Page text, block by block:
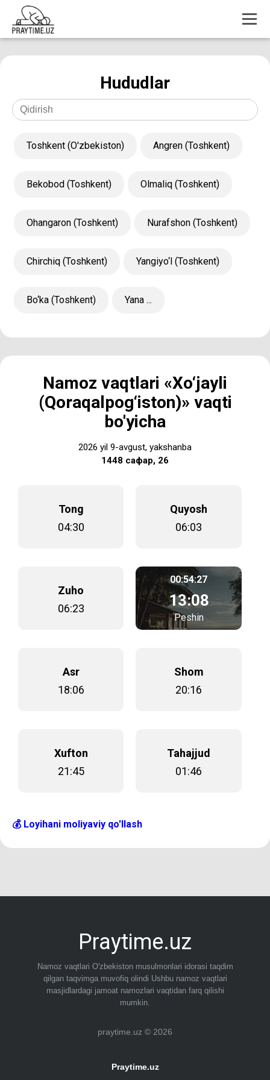
Hududlar
Toshkent (O'zbekiston) Angren (Toshkent)
Bekobod (Toshkent) Olmaliq (Toshkent)
Ohangaron (Toshkent) Nurafshon (Toshkent)
Chirchiq (Toshkent) Yangiyo‘l (Toshkent)
Bo‘ka (Toshkent) Yana ...
Namoz vaqtlari «Xo‘jayli
(Qoraqalpog‘iston)» vaqti
bo'yicha
2026 yil 9-avgust, yakshanba
1448 сафар, 26
Tong
04:30
Quyosh
06:03
Zuho
06:23
00:54:27
13:08
Peshin
Asr
18:06
Shom
20:16
Xufton
21:45
Tahajjud
01:46
💰 Loyihani moliyaviy qo'llash
Praytime.uz
Namoz vaqtlari O'zbekiston musulmonlari idorasi taqdim
qilgan taqvimga muvofiq olindi Ushbu namoz vaqtlari
masjidlardagi jamoat namozlari vaqtidan farq qilishi
mumkin.
praytime.uz © 2026
Praytime.uz